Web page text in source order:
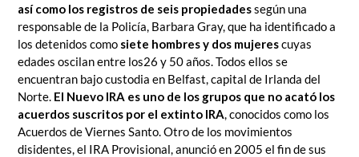
así como los registros de seis propiedadessegún una
responsable de la Policía, Barbara Gray, que ha identificado a
los detenidos como siete hombres y dos mujerescuyas
edades oscilan entre los26 y 50 años. Todos ellos se
encuentran bajo custodia en Belfast, capital de Irlanda del
Norte. El Nuevo IRA es uno de los grupos que no acató los
acuerdos suscritos por el extinto IRA , conocidos como los
Acuerdos de Viernes Santo. Otro de los movimientos
disidentes, el IRA Provisional, anunció en 2005 el fin de sus